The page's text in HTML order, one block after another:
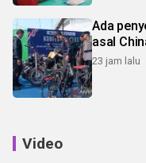
Ada
asal
23 jam lalu
Video